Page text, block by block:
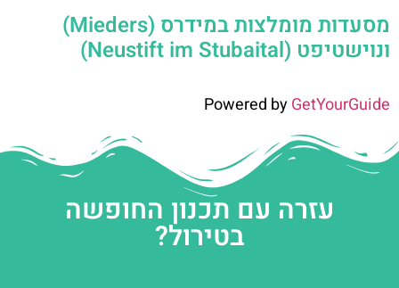
מסעדות מומלצות במידרס (Mieders)
ונוישטיפט (Neustift im Stubaital)
Powered byGetYourGuide
עזרה עם תכנון החופשה
בטירול?